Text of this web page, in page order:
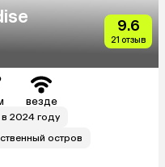
9.6
21 отзыв
везде
2024 году
остров